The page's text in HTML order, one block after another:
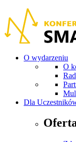
O wydarzeniu
O
Dla